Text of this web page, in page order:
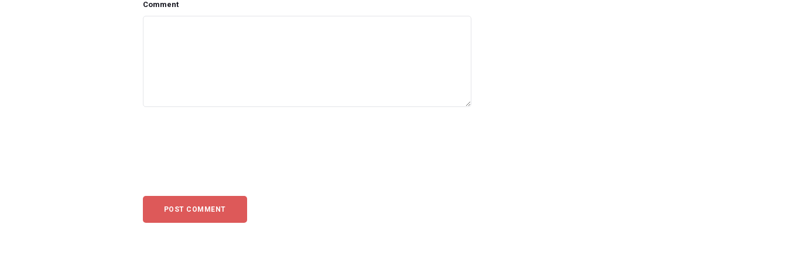
Comment